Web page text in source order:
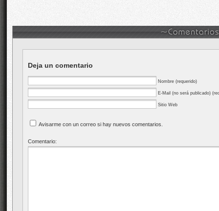
Deja un comentario
Nombre (requerido)
E-Mail (no será publicado)
Sitio Web
Avisarme con un correo si hay nuevos comentarios.
Comentario: